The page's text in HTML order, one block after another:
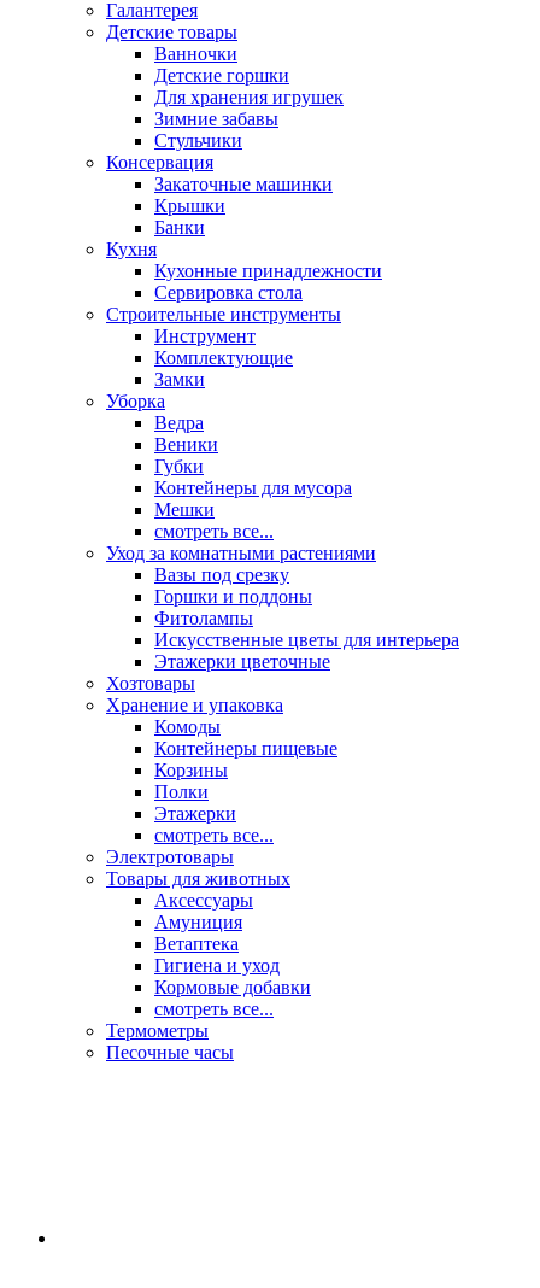
Галантерея
Детские товары
Ванночки
Детские горшки
Для хранения игрушек
Зимние забавы
Стульчики
Консервация
Закаточные машинки
Крышки
Банки
Кухня
Кухонные принадлежности
Сервировка стола
Строительные инструменты
Инструмент
Комплектующие
Замки
Уборка
Ведра
Веники
Губки
Контейнеры для мусора
Мешки
смотреть все...
Уход за комнатными растениями
Вазы под срезку
Горшки и поддоны
Фитолампы
Искусственные цветы для интерьера
Этажерки цветочные
Хозтовары
Хранение и упаковка
Комоды
Контейнеры пищевые
Корзины
Полки
Этажерки
смотреть все...
Электротовары
Товары для животных
Аксессуары
Амуниция
Ветаптека
Гигиена и уход
Кормовые добавки
смотреть все...
Термометры
Песочные часы